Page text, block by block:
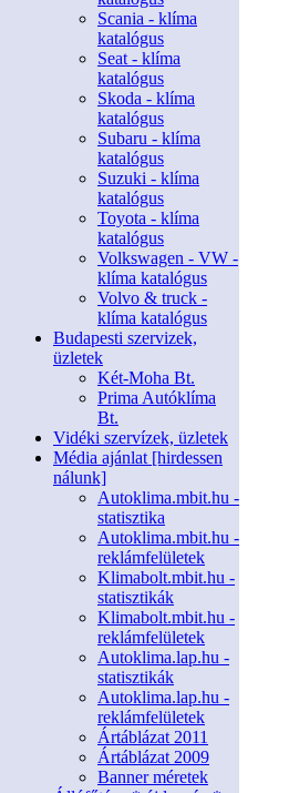
Scania - klíma
katalógus
Seat - klíma
katalógus
Skoda - klíma
katalógus
Subaru - klíma
katalógus
Suzuki - klíma
katalógus
Toyota - klíma
katalógus
Volkswagen - VW -
klíma katalógus
Volvo & truck -
klíma katalógus
Budapesti szervizek,
üzletek
Két-Moha Bt.
Prima Autóklíma
Bt.
Vidéki szervízek, üzletek
Média ajánlat [hirdessen
nálunk]
Autoklima.mbit.hu -
statisztika
Autoklima.mbit.hu -
reklámfelületek
Klimabolt.mbit.hu -
statisztikák
Klimabolt.mbit.hu -
reklámfelületek
Autoklima.lap.hu -
statisztikák
Autoklima.lap.hu -
reklámfelületek
Ártáblázat 2011
Ártáblázat 2009
Banner méretek